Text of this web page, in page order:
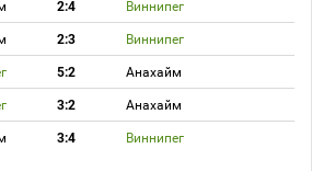
2:4 Виннипег
2:3 Виннипег
5:2 Анахайм
3:2 Анахайм
3:4 Виннипег